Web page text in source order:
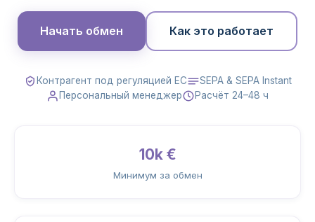
Начать обмен Как это работает
Контрагент под регуляцией ЕС
SEPA & SEPA Instant
Персональный менеджер
Расчёт 24–48 ч
10k €
Минимум за обмен